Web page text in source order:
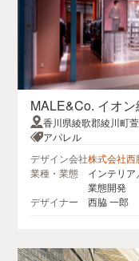
MALE&Co. イオ
香川県綾歌郡綾川町
地1
アパレル
デザイン会社株式会社
業種・業態
インテリ
業態開発
デザイナー
西脇 一郎